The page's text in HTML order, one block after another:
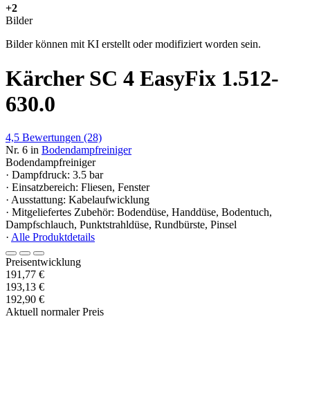
+2
Bilder
Bilder können mit KI erstellt oder modifiziert worden sein.
Kärcher SC 4 EasyFix 1.512-
630.0
4,5 Bewertungen (28)
Nr. 6 in Bodendampfreiniger
Bodendampfreiniger
· Dampfdruck: 3.5 bar
· Einsatzbereich: Fliesen, Fenster
· Ausstattung: Kabelaufwicklung
· Mitgeliefertes Zubehör: Bodendüse, Handdüse, Bodentuch,
Dampfschlauch, Punktstrahldüse, Rundbürste, Pinsel
· Alle Produktdetails
Preisentwicklung
191,77 €
193,13 €
192,90 €
Aktuell normaler Preis